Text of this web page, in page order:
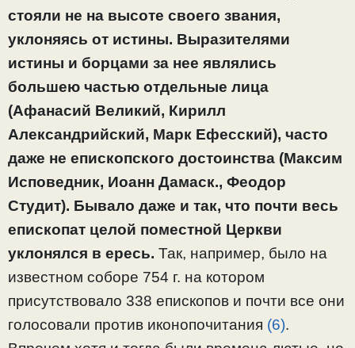
стояли не на высоте своего звания,
уклоняясь от истины. Выразителями
истины и борцами за нее являлись
большею частью отдельные лица
(Афанасий Великий, Кирилл
Александрийский, Марк Ефесский), часто
даже не епископского достоинства (Максим
Исповедник, Иоанн Дамаск., Феодор
Студит). Бывало даже и так, что почти весь
епископат целой поместной Церкви
уклонялся в ересь. Так, например, было на
известном соборе 754 г. на котором
присутствовало 338 епископов и почти все они
голосовали против иконопочитания (6).